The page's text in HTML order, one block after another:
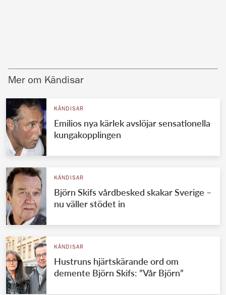
Mer om Kändisar
KÄNDISAR
Emilios nya kärlek avslöjar sensationella
kungakopplingen
KÄNDISAR
Björn Skifs vårdbesked skakar Sverige –
nu väller stödet in
KÄNDISAR
Hustruns hjärtskärande ord om
demente Björn Skifs: ”Vår Björn”